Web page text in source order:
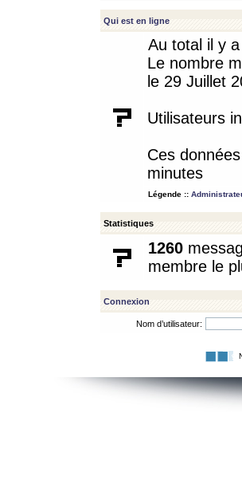
Qui est en ligne
Au total il y a
Le nombre
le 29 Juillet
Utilisateurs
Ces
minutes
Légende ::
Statistiques
1260
membre le
Connexion
Nom d’utilisateur: